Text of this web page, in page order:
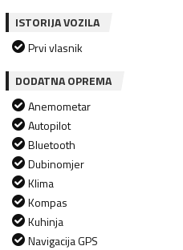
ISTORIJA VOZILA
Prvi vlasnik
DODATNA OPREMA
Anemometar
Autopilot
Bluetooth
Dubinomjer
Klima
Kompas
Kuhinja
Navigacija GPS